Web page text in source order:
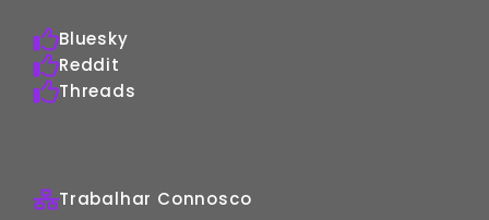
Bluesky
Reddit
Threads
Trabalhar Connosco